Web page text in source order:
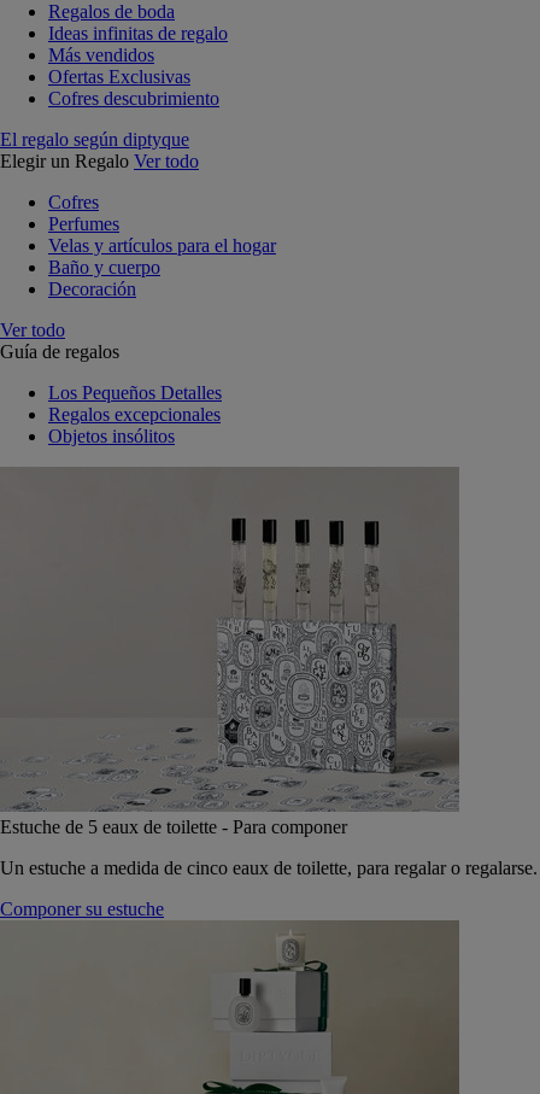
Regalos de boda
Ideas infinitas de regalo
Más vendidos
Ofertas Exclusivas
Cofres descubrimiento
El regalo según diptyque
Elegir un Regalo Ver todo
Cofres
Perfumes
Velas y artículos para el hogar
Baño y cuerpo
Decoración
Ver todo
Guía de regalos
Los Pequeños Detalles
Regalos excepcionales
Objetos insólitos
Estuche de 5 eaux de toilette - Para componer
Un estuche a medida de cinco eaux de toilette, para regalar o regalarse.
Componer su estuche